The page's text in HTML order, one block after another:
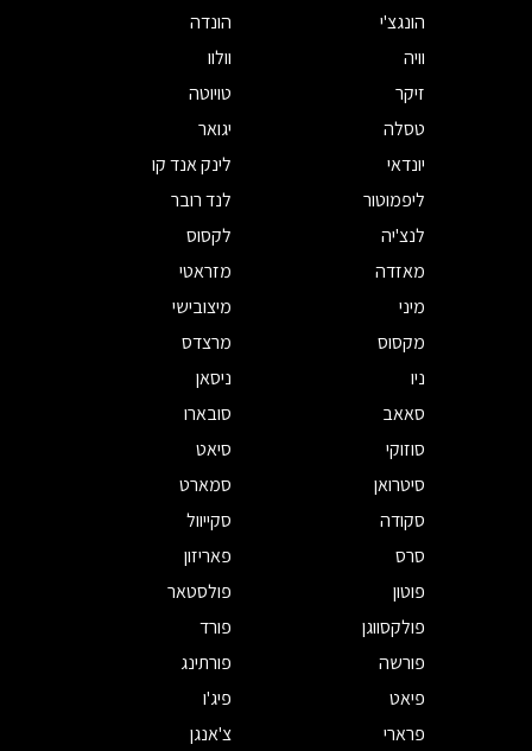
הונגצ'י
הונדה
וויה
וולוו
זיקר
טויוטה
טסלה
יגואר
יונדאי
לינק אנד קו
ליפמוטור
לנד רובר
לנצ'יה
לקסוס
מאזדה
מזראטי
מיני
מיצובישי
מקסוס
מרצדס
ניו
ניסאן
סאאב
סובארו
סוזוקי
סיאט
סיטרואן
סמארט
סקודה
סקייוול
סרס
פאריזון
פוטון
פולסטאר
פולקסווגן
פורד
פורשה
פורתינג
פיאט
פיג'ו
פרארי
צ'אנגן